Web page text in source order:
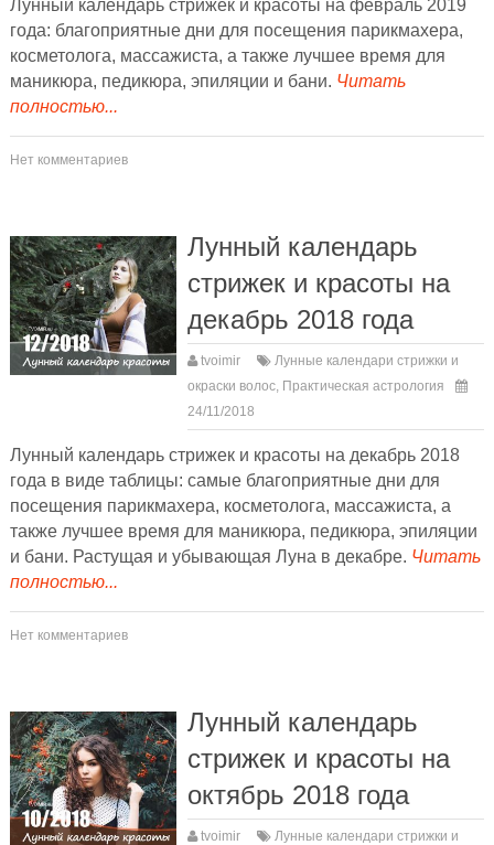
Лунный календарь стрижек и красоты на февраль 2019
года: благоприятные дни для посещения парикмахера,
косметолога, массажиста, а также лучшее время для
маникюра, педикюра, эпиляции и бани. Читать
полностью...
Нет комментариев
Лунный календарь
стрижек и красоты на
декабрь 2018 года
tvoimir
Лунные календари стрижки и
окраски волос, Практическая астрология
24/11/2018
Лунный календарь стрижек и красоты на декабрь 2018
года в виде таблицы: самые благоприятные дни для
посещения парикмахера, косметолога, массажиста, а
также лучшее время для маникюра, педикюра, эпиляции
и бани. Растущая и убывающая Луна в декабре. Читать
полностью...
Нет комментариев
Лунный календарь
стрижек и красоты на
октябрь 2018 года
tvoimir
Лунные календари стрижки и